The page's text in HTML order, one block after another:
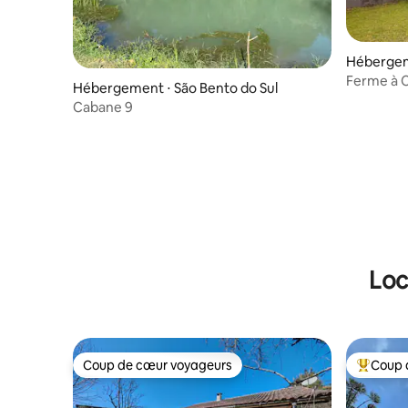
Hébergement ⋅ São Bento do Sul
Cabane 9
Ferme à
Coup de cœur voyageurs
Coup de cœur voyageurs Coups
Coup